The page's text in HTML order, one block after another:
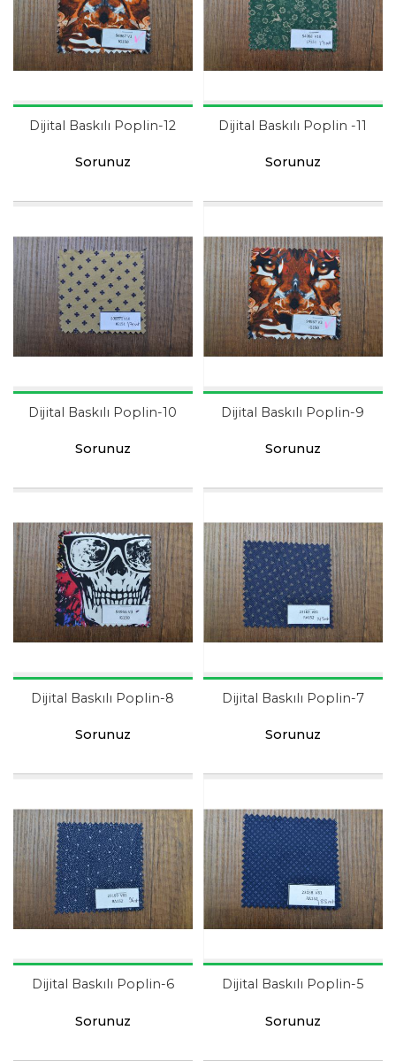
Dijital Baskılı Poplin-12
Sorunuz
Dijital Baskılı Poplin -11
Sorunuz
Dijital Baskılı Poplin-10
Sorunuz
Dijital Baskılı Poplin-9
Sorunuz
Dijital Baskılı Poplin-8
Sorunuz
Dijital Baskılı Poplin-7
Sorunuz
Dijital Baskılı Poplin-6
Sorunuz
Dijital Baskılı Poplin-5
Sorunuz